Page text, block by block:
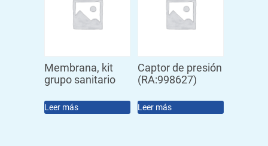
Membrana, kit
grupo sanitario
Leer más
Captor de presión
(RA:998627)
Leer más